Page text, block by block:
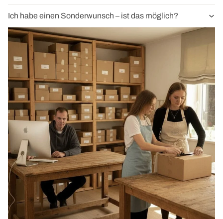
Ich habe einen Sonderwunsch – ist das möglich?